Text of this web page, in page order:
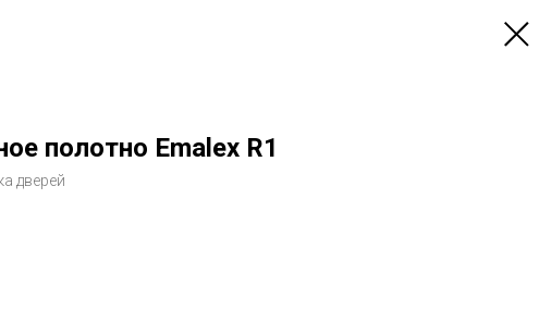
полотно Emalex R1
дверей